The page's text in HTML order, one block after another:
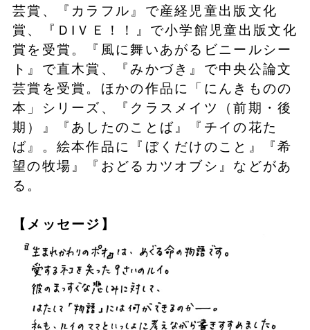
芸賞、『カラフル』で産経児童出版文化
賞、『ＤIＶＥ！！』で小学館児童出版文化
賞を受賞。『風に舞いあがるビニールシー
ト』で直木賞、『みかづき』で中央公論文
芸賞を受賞。ほかの作品に「にんきものの
本」シリーズ、『クラスメイツ（前期・後
期）』『あしたのことば』『チイの花た
ば』。絵本作品に『ぼくだけのこと』『希
望の牧場』『おどるカツオブシ』などがあ
る。
【メッセージ】